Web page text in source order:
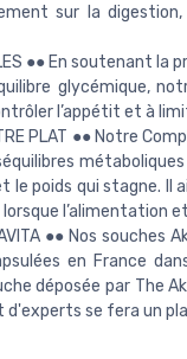
sur la
●● En soutenant la
glycémique,
l’appétit et à
PLAT ●● Notre
le poids qui stagne. Il
l’alimentation
●● Nos souches
en France
déposée par The
se fera un